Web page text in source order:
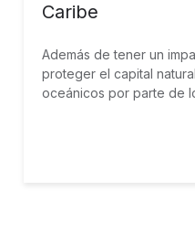
Caribe
Además de tener un
proteger el capital
oceánicos por parte de